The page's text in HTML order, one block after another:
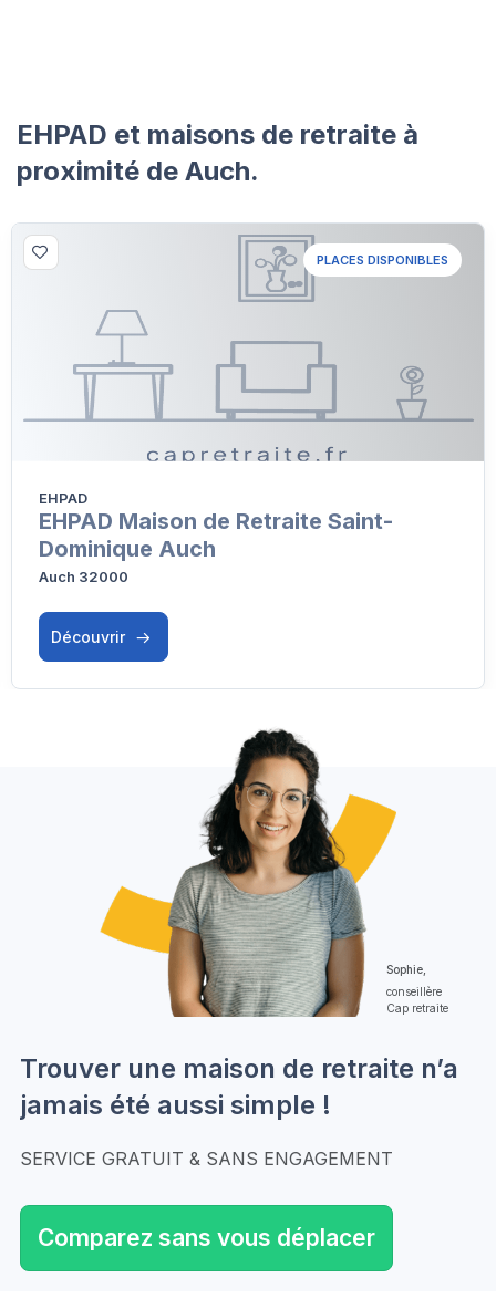
EHPAD et maisons de retraite à
proximité de Auch.
PLACES DISPONIBLES
EHPAD
EHPAD Maison de Retraite Saint-
Dominique Auch
Auch 32000
Découvrir
Sophie,
conseillère
Cap retraite
Trouver une maison de retraite n’a
jamais été aussi simple !
SERVICE GRATUIT & SANS ENGAGEMENT
Comparez sans vous déplacer